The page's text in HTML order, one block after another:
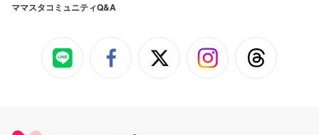
ママスタコミュニティQ&A